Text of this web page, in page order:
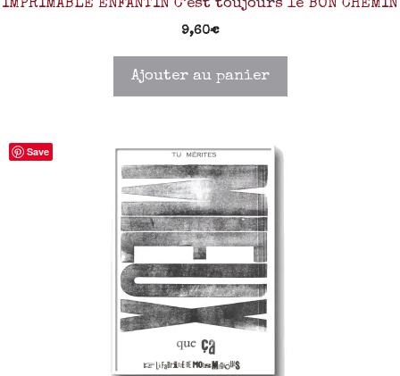
IMPRIMABLE ENFANTIN C’est toujours le BON CHEMIN
9,60€
Ajouter au panier
Save